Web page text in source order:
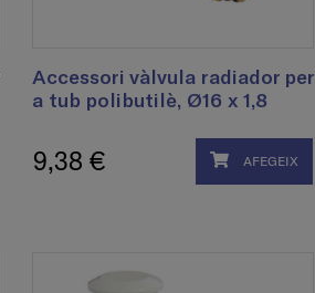
Accessori vàlvula radiador per
a tub polibutilè, Ø16 x 1,8
9,38 € AFEGEIX